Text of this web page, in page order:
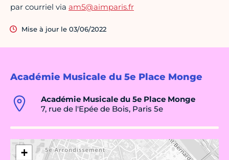
Académie Musicale du 5e Place Monge
Académie Musicale du 5e Place Monge
7, rue de l'Epée de Bois, Paris 5e
+
par courriel via am5@aimparis.fr
Mise à jour le 03/06/2022